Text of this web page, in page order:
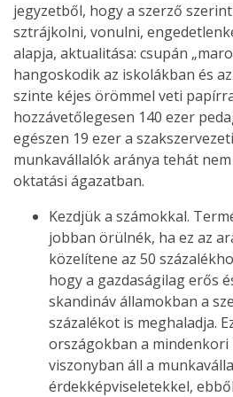
jegyzetből, hogy a szerző
sztrájkolni, vonulni,
alapja, aktualitása: csupán
hangoskodik az iskolákban és
szinte kéjes örömmel veti
hozzávetőlegesen 140 ezer
egészen 19 ezer a
munkavállalók aránya tehát
oktatási ágazatban.
Kezdjük a számokkal.
jobban örülnék, ha ez az
közelítene az 50
hogy a gazdaságilag erős
skandináv államokban a
százalékot is meghaladja.
országokban a
viszonyban áll a
érdekképviseletekkel,